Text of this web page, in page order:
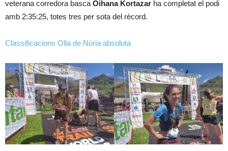
veterana corredora basca Oihana Kortazar ha completat el podi
amb 2:35:25, totes tres per sota del rècord.
Classificacions Olla de Núria absoluta